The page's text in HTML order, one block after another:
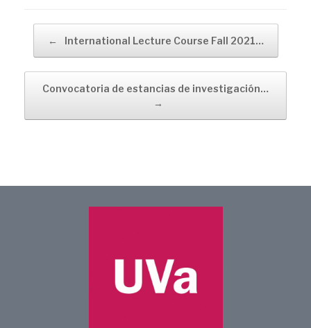
← International Lecture Course Fall 2021…
Convocatoria de estancias de investigación…
→